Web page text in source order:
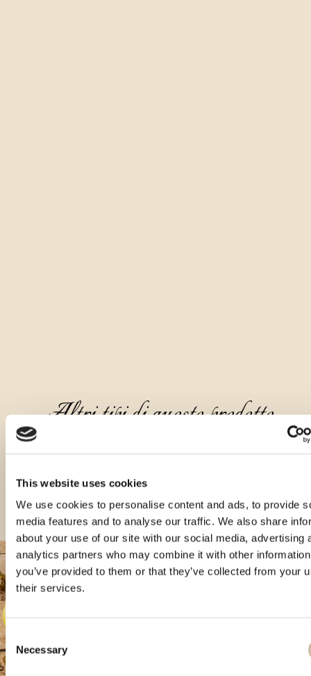
This website uses cookies
We use cookies to personalise content and ads, to provide
media features and to analyse our traffic. We also share
about your use of our site with our social media, advertising
analytics partners who may combine it with other
you’ve provided to them or that they’ve collected from your
their services.
Consent
Selection
Necessary
Altri tipi di questo prodotto